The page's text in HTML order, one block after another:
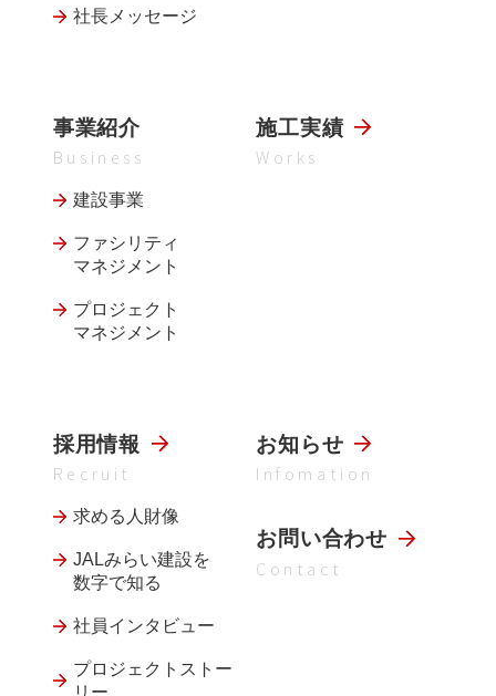
社長メッセージ
事業紹介
Business
建設事業
ファシリティ
マネジメント
プロジェクト
マネジメント
施工実績
Works
採用情報
Recruit
求める人財像
JALみらい建設を
数字で知る
社員インタビュー
プロジェクトストー
リー
お知らせ
Infomation
お問い合わせ
Contact